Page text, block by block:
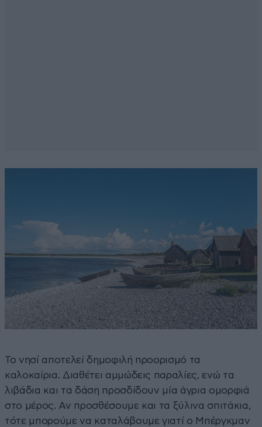
Το νησί αποτελεί δημοφιλή προορισμό τα
καλοκαίρια. Διαθέτει αμμώδεις παραλίες, ενώ τα
λιβάδια και τα δάση προσδίδουν μία άγρια ομορφιά
στο μέρος. Αν προσθέσουμε και τα ξύλινα σπιτάκια,
τότε μπορούμε να καταλάβουμε γιατί ο Μπέργκμαν